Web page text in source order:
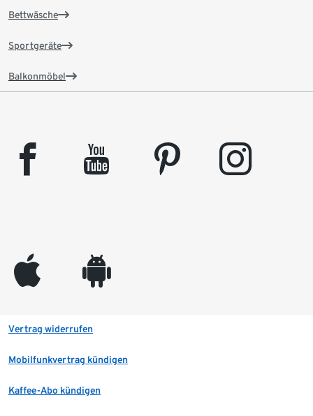
Bettwäsche
Sportgeräte
Balkonmöbel
facebook youtube pinterest instagram
appleinc android
Vertrag widerrufen
Mobilfunkvertrag kündigen
Kaffee-Abo kündigen